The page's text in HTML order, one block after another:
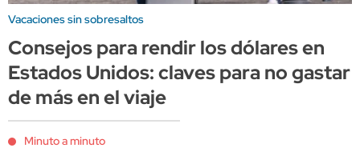
Vacaciones sin sobresaltos
Consejos para rendir los dólares en
Estados Unidos: claves para no gastar
de más en el viaje
Minuto a minuto